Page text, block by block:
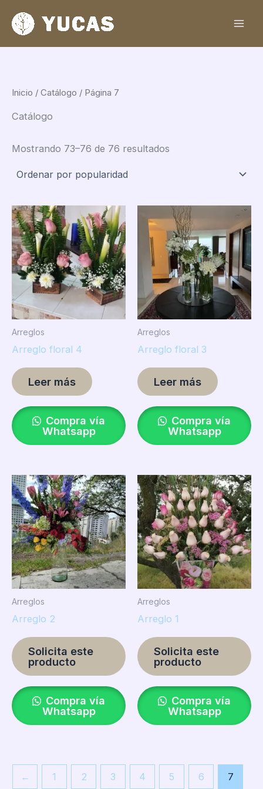
contenido
Inicio / Catálogo / Página 7
Catálogo
Mostrando 73–76 de 76 resultados
Arreglos
Arreglo floral 4
Leer más
Compra vía
Whatsapp
Arreglos
Arreglo floral 3
Leer más
Compra vía
Whatsapp
Arreglos
Arreglo 2
Solicita este
producto
Compra vía
Whatsapp
Arreglos
Arreglo 1
Solicita este
producto
Compra vía
Whatsapp
← 1 2 3 4 5 6 7